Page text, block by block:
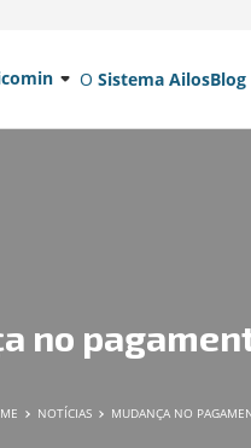
O Sistema AilosBlog
no
NOTÍCIAS MUDANÇA NO